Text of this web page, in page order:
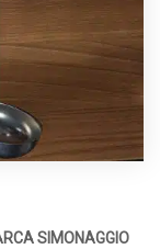
SIMONAGGIO